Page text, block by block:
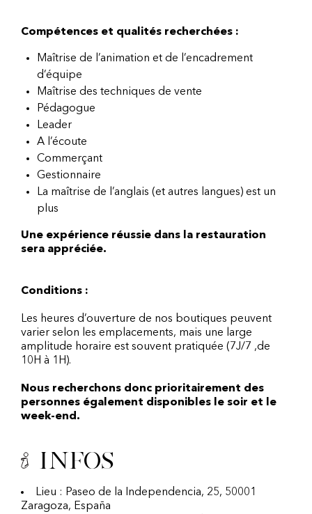
Compétences et qualités recherchées :
Maîtrise de l’animation et de l’encadrement
d’équipe
Maîtrise des techniques de vente
Pédagogue
Leader
A l’écoute
Commerçant
Gestionnaire
La maîtrise de l’anglais (et autres langues) est un
plus
Une expérience réussie dans la restauration
sera appréciée.
Conditions :
Les heures d’ouverture de nos boutiques peuvent
varier selon les emplacements, mais une large
amplitude horaire est souvent pratiquée (7J/7 ,de
10H à 1H).
Nous recherchons donc prioritairement des
personnes également disponibles le soir et le
week-end.
Infos
Lieu : Paseo de la Independencia, 25, 50001
Zaragoza, España